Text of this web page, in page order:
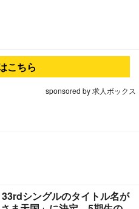
こちら
sponsored by 求人ボックス
シングルのタイトル名が